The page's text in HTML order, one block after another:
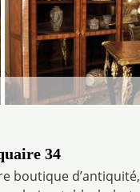
34
boutique d’antiquité,